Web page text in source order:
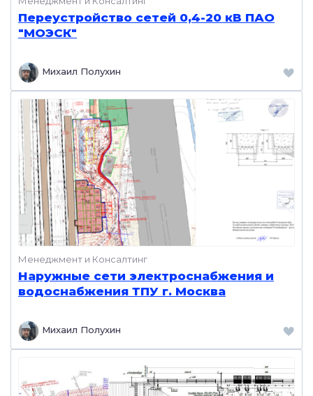
Переустройство сетей 0,4-20 кВ ПАО
"МОЭСК"
Михаил Полухин
Менеджмент и Консалтинг
Наружные сети электроснабжения и
водоснабжения ТПУ г. Москва
Михаил Полухин